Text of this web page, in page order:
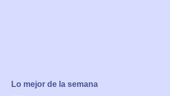
Lo mejor de la semana